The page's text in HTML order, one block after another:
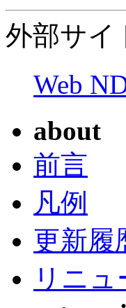
外部サイ
Web
about
前言
凡例
更新履
リニ